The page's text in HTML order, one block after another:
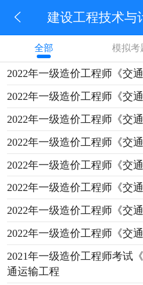
建设工程技术与
全部 模拟考
2022年一级造价工程师《交
2022年一级造价工程师《交
2022年一级造价工程师《交
2022年一级造价工程师《交
2022年一级造价工程师《交
2022年一级造价工程师《交
2022年一级造价工程师《交
2022年一级造价工程师《交
2021年一级造价工程师考试
通运输工程